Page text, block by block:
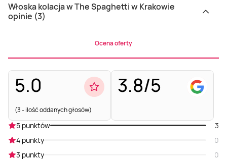
Włoska kolacja w The Spaghetti w Krakowie
opinie (3)
Ocena oferty
5.0
(3 - ilość oddanych głosów)
3.8/5
5 punktów
3
4 punkty
0
3 punkty
0